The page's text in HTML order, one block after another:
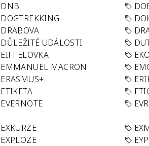
DNB
DOGTREKKING
DRABOVA
DŮLEŽITÉ UDÁLOSTI
EIFFELOVKA
EMMANUEL MACRON
ERASMUS+
ETIKETA
EVERNOTE
EXKURZE
EXPLOZE EYP